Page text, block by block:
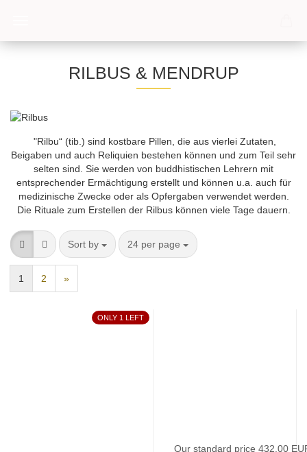
RILBUS & MENDRUP
"Rilbu“ (tib.) sind kostbare Pillen, die aus vierlei Zutaten,
Beigaben und auch Reliquien bestehen können und zum Teil sehr
selten sind. Sie werden von buddhistischen Lehrern mit
entsprechender Ermächtigung erstellt und können u.a. auch für
medizinische Zwecke oder als Opfergaben verwendet werden.
Die Rituale zum Erstellen der Rilbus können viele Tage dauern.
Sort by
Sort by 24 per page
per page
1 2 »
ONLY 1 LEFT
Our standard price 432,00